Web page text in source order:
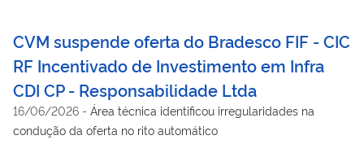
CVM suspende oferta do Bradesco FIF - CIC
RF Incentivado de Investimento em Infra
CDI CP - Responsabilidade Ltda
16/06/2026 - Área técnica identificou irregularidades na
condução da oferta no rito automático